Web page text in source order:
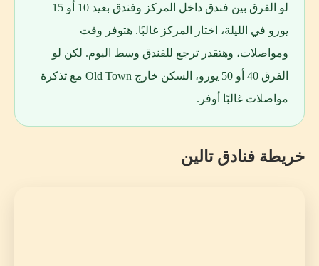
لو الفرق بين فندق داخل المركز وفندق بعيد 10 أو 15
يورو في الليلة، اختار المركز غالبًا. هتوفر وقت
ومواصلات، وهتقدر ترجع للفندق وسط اليوم. لكن لو
الفرق 40 أو 50 يورو، السكن خارج Old Town مع تذكرة
مواصلات غالبًا أوفر.
خريطة فنادق تالين